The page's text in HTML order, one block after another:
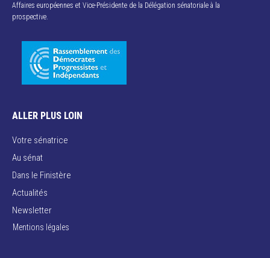
Affaires européennes et Vice-Présidente de la Délégation sénatoriale à la
prospective.
ALLER PLUS LOIN
Votre sénatrice
Au sénat
Dans le Finistère
Actualités
Newsletter
Mentions légales